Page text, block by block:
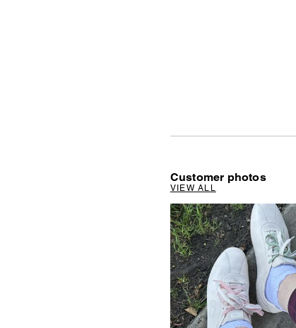
Customer photos
VIEW ALL